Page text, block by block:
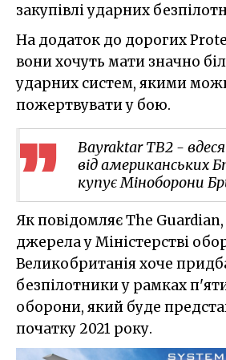
закупівлі ударних
На додаток до дорогих
вони хочуть мати значно
ударних систем, якими
пожертвувати у бою.
Bayraktar TB2 -
від американських
купує Міноборони
Як повідомляє The
джерела у Міністерстві
Великобританія хоче
безпілотники у рамках
оборони, який буде
початку 2021 року.